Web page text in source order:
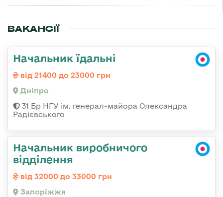
ВАКАНСІЇ
Начальник їдальні
від 21400 до 23000 грн
Дніпро
31 Бр НГУ ім. генерал-майора Олександра
Радієвського
Начальник виробничого
відділення
від 32000 до 33000 грн
Запоріжжя